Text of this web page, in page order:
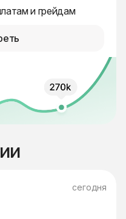
и грейдам
сегодня